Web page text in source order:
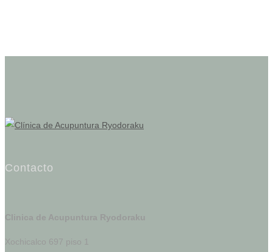
Contacto
Clinica de Acupuntura Ryodoraku
Xochicalco 697 piso 1